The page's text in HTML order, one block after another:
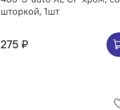
шторкой, 1шт
275 ₽